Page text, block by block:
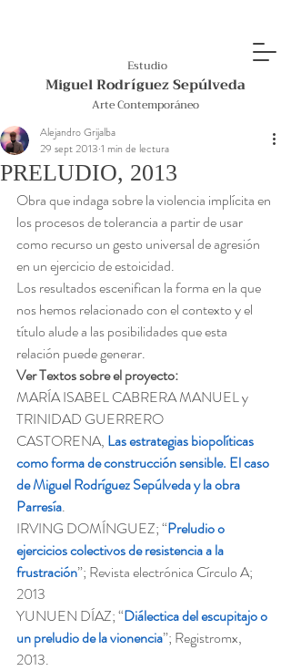
Estudio
Miguel Rodríguez Sepúlveda
Arte Contemporáneo
PRELUDIO, 2013
Alejandro Grijalba
29 sept 2013 1 min de lectura
Obra que indaga sobre la violencia implícita en
los procesos de tolerancia a partir de usar
como recurso un gesto universal de agresión
en un ejercicio de estoicidad.
Los resultados escenifican la forma en la que
nos hemos relacionado con el contexto y el
título alude a las posibilidades que esta
relación puede generar.
Ver Textos sobre el proyecto:
MARÍA ISABEL CABRERA MANUEL y
TRINIDAD GUERRERO
CASTORENA, Las estrategias biopolíticas
como forma de construcción sensible. El caso
de Miguel Rodríguez Sepúlveda y la obra
Parresía.
IRVING DOMÍNGUEZ; “Preludio o
ejercicios colectivos de resistencia a la
frustración”; Revista electrónica Círculo A;
2013
YUNUEN DÍAZ; “Diálectica del escupitajo o
un preludio de la vionencia”; Registromx,
2013.